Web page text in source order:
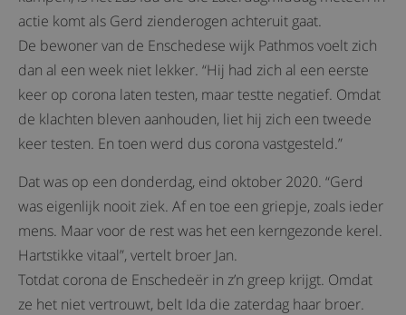
actie komt als Gerd zienderogen achteruit gaat.
De bewoner van de Enschedese wijk Pathmos voelt zich
dan al een week niet lekker. “Hij had zich al een eerste
keer op corona laten testen, maar testte negatief. Omdat
de klachten bleven aanhouden, liet hij zich een tweede
keer testen. En toen werd dus corona vastgesteld.”
Dat was op een donderdag, eind oktober 2020. “Gerd
was eigenlijk nooit ziek. Af en toe een griepje, zoals ieder
mens. Maar voor de rest was het een kerngezonde kerel.
Hartstikke vitaal”, vertelt broer Jan.
Totdat corona de Enschedeër in z’n greep krijgt. Omdat
ze het niet vertrouwt, belt Ida die zaterdag haar broer.